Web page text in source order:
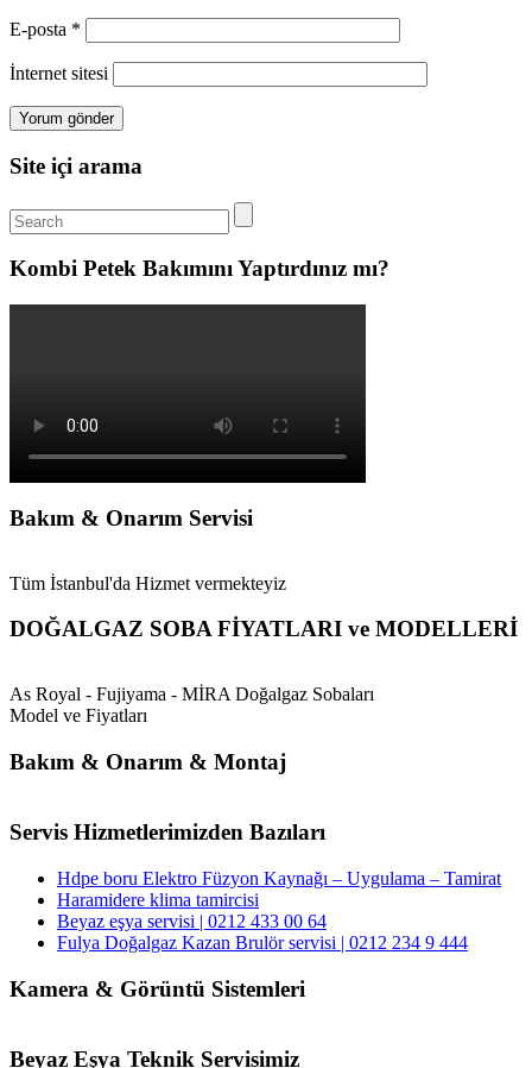
E-posta *
İnternet sitesi
Site içi arama
Kombi Petek Bakımını Yaptırdınız mı?
Bakım & Onarım Servisi
Tüm İstanbul'da Hizmet vermekteyiz
DOĞALGAZ SOBA FİYATLARI ve MODELLERİ
As Royal - Fujiyama - MİRA Doğalgaz Sobaları
Model ve Fiyatları
Bakım & Onarım & Montaj
Servis Hizmetlerimizden Bazıları
Hdpe boru Elektro Füzyon Kaynağı – Uygulama – Tamirat
Haramidere klima tamircisi
Beyaz eşya servisi | 0212 433 00 64
Fulya Doğalgaz Kazan Brulör servisi | 0212 234 9 444
Kamera & Görüntü Sistemleri
Beyaz Eşya Teknik Servisimiz